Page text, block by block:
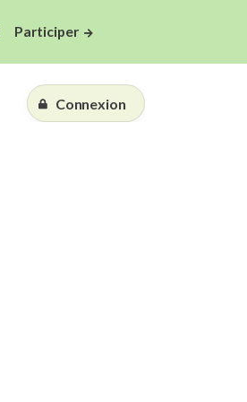
Participer
Connexion